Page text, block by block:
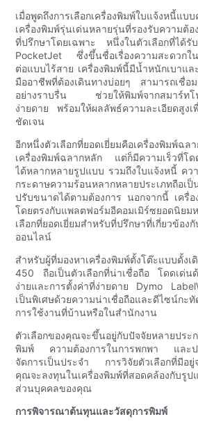
เมื่อพูดถึงการเลือกเครื่องพิมพ์ใบแจ้งหนี้แ
เครื่องพิมพ์รุ่นเด่นหลายรุ่นที่รองรับความต้
ที่ปรึกษาโดยเฉพาะ หนึ่งในตัวเลือกที่ได้
PocketJet ซึ่งขึ้นชื่อเรื่องความสะดวกใน
ต่อแบบไร้สาย เครื่องพิมพ์นี้มีน้ำหนักเบาแล
มืออาชีพที่ต้องเดินทางบ่อยๆ สามารถเชื่
อย่างราบรื่น ช่วยให้พิมพ์จากสมาร์ทโฟ
ง่ายดาย พร้อมให้ผลลัพธ์ความละเอียดสูง
ชัดเจน
อีกหนึ่งตัวเลือกที่ยอดเยี่ยมคือเครื่องพิมพ์ฉ
เครื่องพิมพ์ฉลากหลัก แต่ก็มีความเร็วที่โด
ได้หลากหลายรูปแบบ รวมถึงใบแจ้งหนี้ คว
กระดาษความร้อนหลากหลายประเภทถือ
ปรับขนาดได้ตามต้องการ นอกจากนี้ เครื่
โดยตรงกับแพลตฟอร์มอีคอมเมิร์ซยอดนิ
เลือกที่ยอดเยี่ยมสำหรับที่ปรึกษาที่เกี่ยวข้อง
ออนไลน์
สำหรับผู้ที่มองหาเครื่องพิมพ์ตั้งโต๊ะแบบดั้ง
450 ถือเป็นตัวเลือกที่น่าเชื่อถือ โดดเด่น
ง่ายและการตั้งค่าที่ง่ายดาย Dymo
เป็นพิเศษด้วยความน่าเชื่อถือและดีไซน์ก
การใช้งานที่บ้านหรือในสำนักงาน
ตัวเลือกของคุณจะขึ้นอยู่กับปัจจัยหลายป
พิมพ์ ความต้องการในการพกพา และป
จัดการเป็นประจำ การวิจัยตัวเลือกที่มีอยู่
คุณจะลงทุนในเครื่องพิมพ์ที่สอดคล้องกับรูป
ส่วนบุคคลของคุณ
การพิจารณาต้นทุนและวัสดุการพิมพ์